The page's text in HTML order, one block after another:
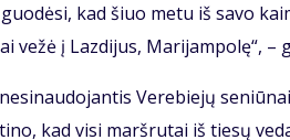
kad šiuo me­tu iš sa­vo
ve­žė į Laz­di­jus, Ma­ri­jam­po­lę“, –
Ve­re­bie­jų
kad vi­si marš­ru­tai iš tie­sų